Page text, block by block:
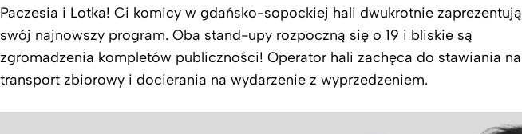
Paczesia i Lotka! Ci komicy w gdańsko-sopockiej hali dwukrotnie zaprezentują
swój najnowszy program. Oba stand-upy rozpoczną się o 19 i bliskie są
zgromadzenia kompletów publiczności! Operator hali zachęca do stawiania na
transport zbiorowy i docierania na wydarzenie z wyprzedzeniem.